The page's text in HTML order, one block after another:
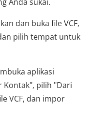
dan buka file VCF,
pilih tempat untuk
aplikasi
Kontak", pilih "Dari
VCF, dan impor